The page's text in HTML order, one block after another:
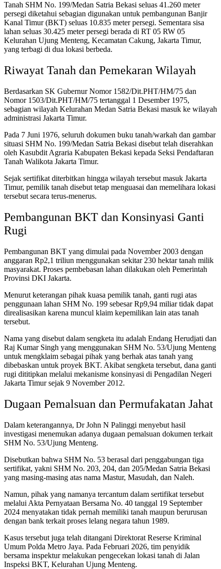
Tanah SHM No. 199/Medan Satria Bekasi seluas 41.260 meter
persegi diketahui sebagian digunakan untuk pembangunan Banjir
Kanal Timur(BKT) seluas 10.835 meter persegi. Sementara sisa
lahan seluas 30.425 meter persegi berada di RT 05 RW 05
Kelurahan Ujung Menteng, Kecamatan Cakung, Jakarta Timur,
yang terbagi di dua lokasi berbeda.
Riwayat Tanah dan Pemekaran Wilayah
Berdasarkan SK Gubernur Nomor 1582/Dit.PHT/HM/75 dan
Nomor 1503/Dit.PHT/HM/75 tertanggal 1 Desember 1975,
sebagian wilayah Kelurahan Medan Satria Bekasi masuk ke wilayah
administrasi Jakarta Timur.
Pada 7 Juni 1976, seluruh dokumen buku tanah/warkah dan gambar
situasi SHM No. 199/Medan Satria Bekasi disebut telah diserahkan
oleh Kasubdit Agraria Kabupaten Bekasi kepada Seksi Pendaftaran
Tanah Walikota Jakarta Timur.
Sejak sertifikat diterbitkan hingga wilayah tersebut masuk Jakarta
Timur, pemilik tanah disebut tetap menguasai dan memelihara lokasi
tersebut secara terus-menerus.
Pembangunan BKT dan Konsinyasi Ganti
Rugi
Pembangunan BKT yang dimulai pada November 2003 dengan
anggaran Rp2,1 triliun menggunakan sekitar 230 hektar tanah milik
masyarakat. Proses pembebasan lahan dilakukan oleh Pemerintah
Provinsi DKI Jakarta.
Menurut keterangan pihak kuasa pemilik tanah, ganti rugi atas
penggunaan lahan SHM No. 199 sebesar Rp9,94 miliar tidak dapat
direalisasikan karena muncul klaim kepemilikan lain atas tanah
tersebut.
Nama yang disebut dalam sengketa itu adalah Endang Herudjati dan
Raj Kumar Singh yang menggunakan SHM No. 53/Ujung Menteng
untuk mengklaim sebagai pihak yang berhak atas tanah yang
dibebaskan untuk proyek BKT. Akibat sengketa tersebut, dana ganti
rugi dititipkan melalui mekanisme konsinyasi di Pengadilan Negeri
Jakarta Timur sejak 9 November 2012.
Dugaan Pemalsuan dan Permufakatan Jahat
Dalam keterangannya, Dr John N Palinggi menyebut hasil
investigasi menemukan adanya dugaan pemalsuan dokumen terkait
SHM No. 53/Ujung Menteng.
Disebutkan bahwa SHM No. 53 berasal dari penggabungan tiga
sertifikat, yakni SHM No. 203, 204, dan 205/Medan Satria Bekasi
yang masing-masing atas nama Mastur, Masudah, dan Naleh.
Namun, pihak yang namanya tercantum dalam sertifikat tersebut
melalui Akta Pernyataan Bersama No. 40 tanggal 19 September
2024 menyatakan tidak pernah memiliki tanah maupun berurusan
dengan bank terkait proses lelang negara tahun 1989.
Kasus tersebut juga telah ditangani Direktorat Reserse Kriminal
Umum Polda Metro Jaya. Pada Februari 2026, tim penyidik
bersama inspektur melakukan pengecekan lokasi tanah di Jalan
Inspeksi BKT, Kelurahan Ujung Menteng.